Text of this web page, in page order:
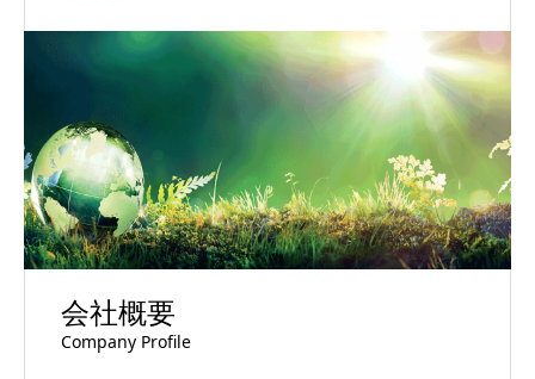
会社概要
Company Profile